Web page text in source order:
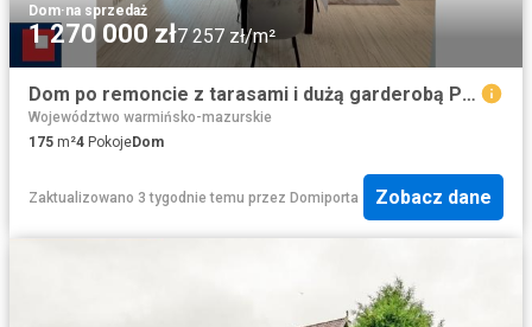
Dom·na sprzedaż
1 270 000 zł7 257 zł/m²
Dom po remoncie z tarasami i dużą garderobą Piłaki Wielkie
Województwo warmińsko-mazurskie
175 m²4 PokojeDom
Zaktualizowano 3 tygodnie temu przez Domiporta Zobacz dane